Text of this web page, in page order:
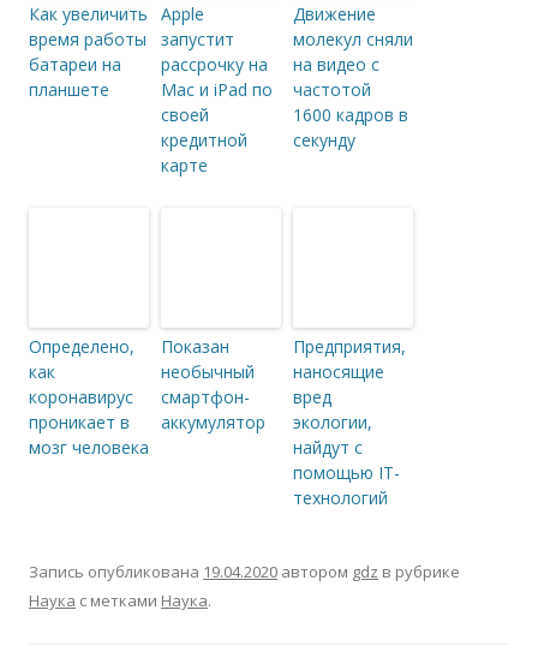
Как увеличить
время работы
батареи на
планшете
Apple
запустит
рассрочку на
Mac и iPad по
своей
кредитной
карте
Движение
молекул сняли
на видео с
частотой
1600 кадров в
секунду
Определено,
как
коронавирус
проникает в
мозг человека
Показан
необычный
смартфон-
аккумулятор
Предприятия,
наносящие
вред
экологии,
найдут с
помощью IT-
технологий
Запись опубликована 19.04.2020 автором gdz в рубрике
Наука с метками Наука.